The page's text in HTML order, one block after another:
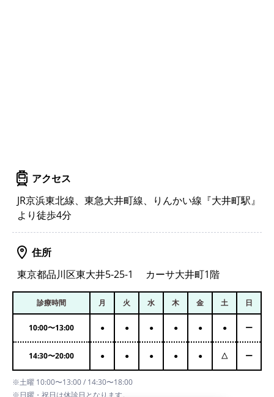
アクセス
JR京浜東北線、東急大井町線、りんかい線『大井町駅』
より徒歩4分
住所
東京都品川区東大井5-25-1 カーサ大井町1階
診療時間 月 火 水 木 金 土 日
10:00〜13:00 ● ● ● ● ● ● ー
14:30〜20:00 ● ● ● ● ● △ ー
※土曜 10:00〜13:00 / 14:30〜18:00
※日曜・祝日は休診日となります。